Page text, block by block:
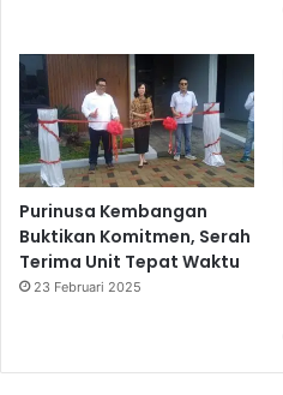
Purinusa Kembangan
Buktikan Komitmen, Serah
Terima Unit Tepat Waktu
23 Februari 2025